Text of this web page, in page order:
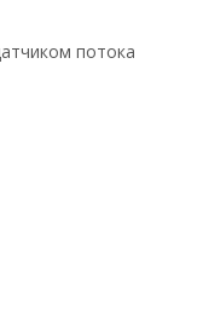
потока